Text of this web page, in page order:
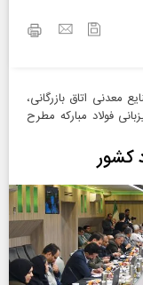
اتاق بازرگانی،
فولاد مبارکه مطرح